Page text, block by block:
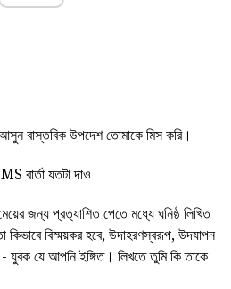
বাস্তবিক উপদেশ তোমাকে মিস করি।
বার্তা যতটা দাও
জন্য প্রত্যাশিত পেতে মধ্যে ঘনিষ্ঠ লিখিত
কিভাবে বিস্ময়কর হবে, উদাহরণস্বরূপ, উদযাপন
যে আপনি ইঙ্গিত। লিখতে তুমি কি তাকে